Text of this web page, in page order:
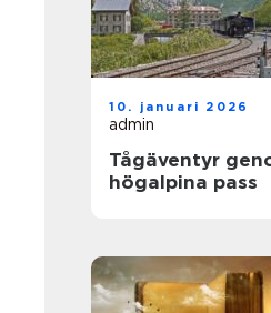
10. januari 2026
admin
Tågäventyr
högalpina pass